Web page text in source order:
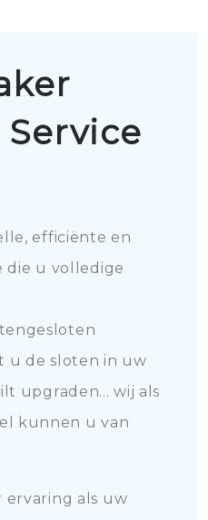
efficiënte en
die u volledige
u de sloten in uw
upgraden... wij als
kunnen u van
ervaring als uw